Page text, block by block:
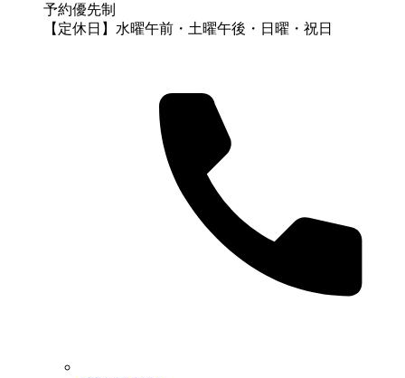
予約優先制
【定休日】水曜午前・土曜午後・日曜・祝日